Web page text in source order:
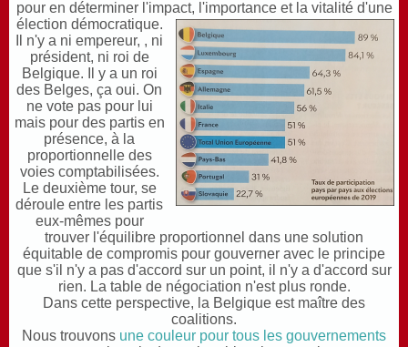
pour en déterminer l'impact, l'importance et la vitalité d'une
élection démocratique.
Il n'y a ni empereur, , ni
président, ni roi de
Belgique. Il y a un roi
des Belges, ça oui. On
ne vote pas pour lui
mais pour des partis en
présence, à la
proportionnelle des
voies comptabilisées.
Le deuxième tour, se
déroule entre les partis
eux-mêmes pour
trouver l'équilibre proportionnel dans une solution
équitable de compromis pour gouverner avec le principe
que s'il n'y a pas d'accord sur un point, il n'y a d'accord sur
rien. La tablede négociation n'est plus ronde.
Dans cette perspective, la Belgique est maître des
coalitions.
Nous trouvons une couleur pour tous les gouvernements